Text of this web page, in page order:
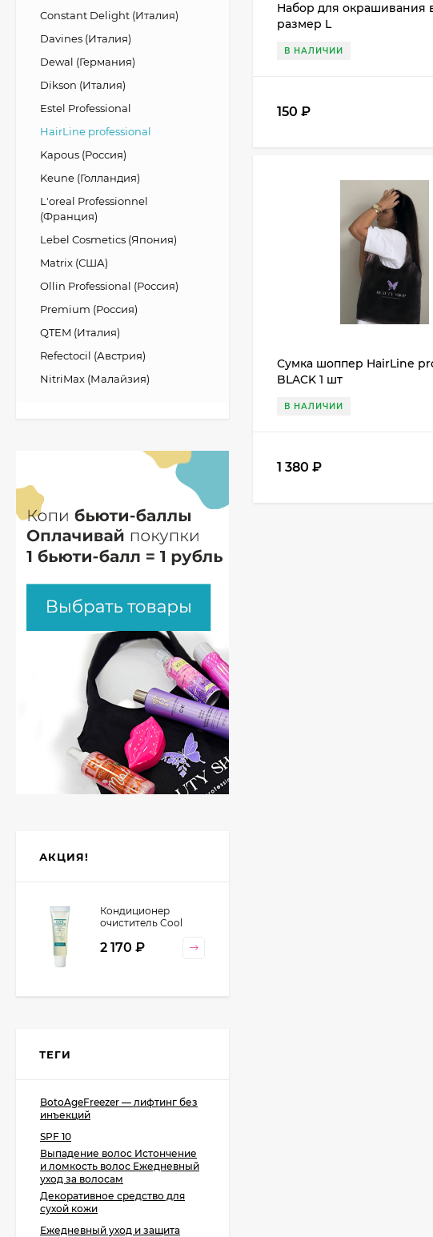
Набор для окрашивания
размер L
В НАЛИЧИИ
150 ₽
Сумка шоппер HairLine
BLACK 1 шт
В НАЛИЧИИ
1 380 ₽
Constant Delight (Италия)
Davines (Италия)
Dewal (Германия)
Dikson (Италия)
Estel Professional
HairLine professional
Kapous (Россия)
Keune (Голландия)
L'oreal Professionnel
(Франция)
Lebel Cosmetics (Япония)
Matrix (США)
Ollin Professional (Россия)
Premium (Россия)
QTEM (Италия)
Refectocil (Австрия)
NitriMax (Малайзия)
АКЦИЯ!
Кондиционер
очиститель Cool
Cosmetics, 130 гр
2 170 ₽
ТЕГИ
BotoAgeFreezer — лифтинг без
инъекций
SPF 10
Выпадение волос Истончение
и ломкость волос Ежедневный
уход за волосам
Декоративное средство для
сухой кожи
Ежедневный уход и защита